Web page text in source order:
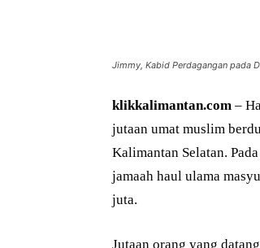
Jimmy, Kabid Perdagangan pada
klikkalimantan.com –
jutaan umat muslim
Kalimantan Selatan.
jamaah haul ulama
juta.
Jutaan orang yang